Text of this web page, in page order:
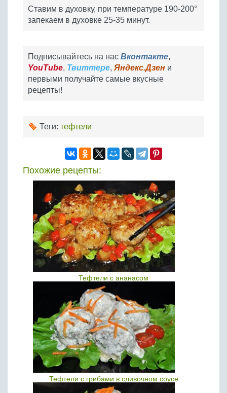
Ставим в духовку, при температуре 190-200°
запекаем в духовке 25-35 минут.
Подписывайтесь на нас Вконтакте,
YouTube, Твиттере, Яндекс.Дзен и
первыми получайте самые вкусные
рецепты!
Теги: тефтели
Похожие рецепты:
Тефтели с ананасом
Тефтели с грибами в сливочном соусе